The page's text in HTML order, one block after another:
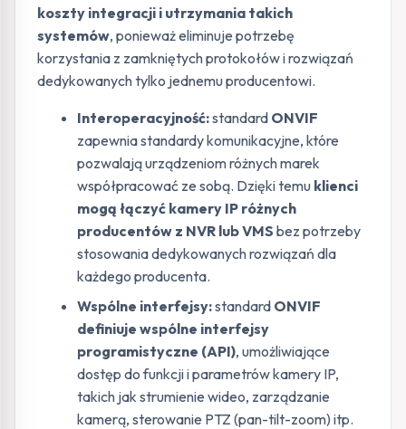
koszty integracji i utrzymania takich
systemów, ponieważ eliminuje potrzebę
korzystania z zamkniętych protokołów i rozwiązań
dedykowanych tylko jednemu producentowi.
Interoperacyjność:standard ONVIF
zapewnia standardy komunikacyjne, które
pozwalają urządzeniom różnych marek
współpracować ze sobą. Dzięki temu klienci
mogą łączyć kamery IP różnych
producentów z NVR lub VMS bez potrzeby
stosowania dedykowanych rozwiązań dla
każdego producenta.
Wspólne interfejsy:standard ONVIF
definiuje wspólne interfejsy
programistyczne (API), umożliwiające
dostęp do funkcji i parametrów kamery IP,
takich jak strumienie wideo, zarządzanie
kamerą, sterowanie PTZ (pan-tilt-zoom) itp.